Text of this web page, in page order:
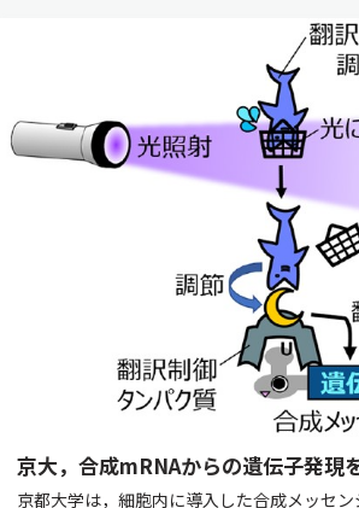
京大，合成mRNAからの遺伝子発現
京都大学は，細胞内に導入した合成メッセン